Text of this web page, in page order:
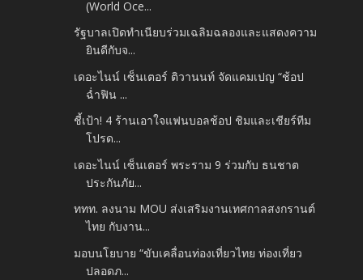
(World Oce...
รัฐบาลเปิดทำเนียบร่วมเฉลิมฉลองและแสดงความ
ยินดีกับจ...
เดอะไนน์ เซ็นเตอร์ ติวานนท์ จัดแคมเปญ “ช้อป
ฉ่ำฟิน ...
ชี้เป้า! 4 ร้านเอาใจแฟนบอลช้อป ชิมและเชียร์ทีม
โปรด...
เดอะไนน์ เซ็นเตอร์ พระราม 9 ร่วมกับ ธนชาต
ประกันภัย...
ททท. ลงนาม MOU ส่งเสริมงานเทศกาลสงกรานต์
ไทย กับงาน...
มอบนโยบาย “ขับเคลื่อนท่องเที่ยวไทย ท่องเที่ยว
ปลอดภ...